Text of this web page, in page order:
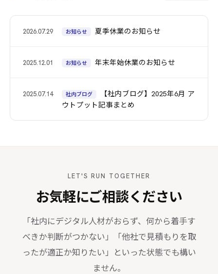
2026.07.29 お知らせ 夏季休業のお知らせ
2025.12.01 お知らせ 年末年始休業のお知らせ
2025.07.14 社内ブログ
【社内ブログ】2025年6月 ア
ウトプット記事まとめ
LET'S RUN TOGETHER
お気軽にご相談ください
「社内にデジタル人材がおらず、何から着手す
べきか判断がつかない」「他社で見積もりを取
ったが適正か知りたい」といった状態でも構い
ません。